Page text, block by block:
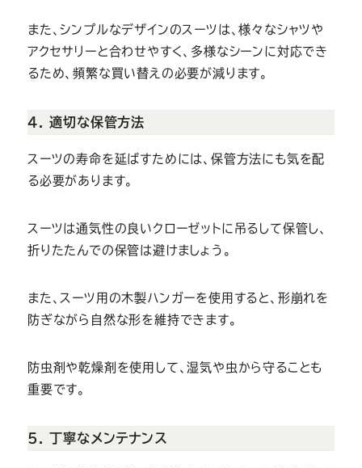
また、シンプルなデザインのスーツは、様々なシャツや
アクセサリーと合わせやすく、多様なシーンに対応でき
るため、頻繁な買い替えの必要が減ります。
4. 適切な保管方法
スーツの寿命を延ばすためには、保管方法にも気を配
る必要があります。
スーツは通気性の良いクローゼットに吊るして保管し、
折りたたんでの保管は避けましょう。
また、スーツ用の木製ハンガーを使用すると、形崩れを
防ぎながら自然な形を維持できます。
防虫剤や乾燥剤を使用して、湿気や虫から守ることも
重要です。
5. 丁寧なメンテナンス